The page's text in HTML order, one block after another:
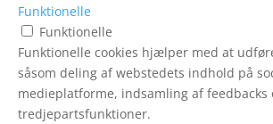
Funktionelle
Funktionelle
Funktionelle cookies hjælper med at
såsom deling af webstedets indhold på
medieplatforme, indsamling af feedbacks
tredjepartsfunktioner.